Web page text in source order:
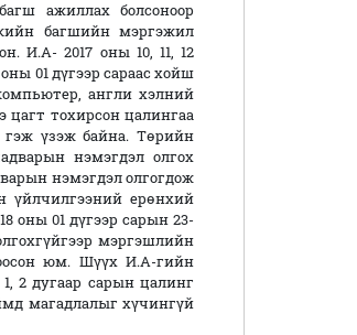
ажиллах болсоноор
багшийн мэргэжил
И.А- 2017 оны 10, 11, 12
01 дүгээр сараас хойш
англи хэлний
тохирсон цалингаа
гэж үзэж байна. Төрийн
нэмэгдэл олгох
нэмэгдэл олгогдож
үйлчилгээний ерөнхий
оны 01 дүгээр сарын 23-
мэргэшлийн
юм. Шүүх И.А-гийн
2 дугаар сарын цалинг
магадлалыг хүчингүй